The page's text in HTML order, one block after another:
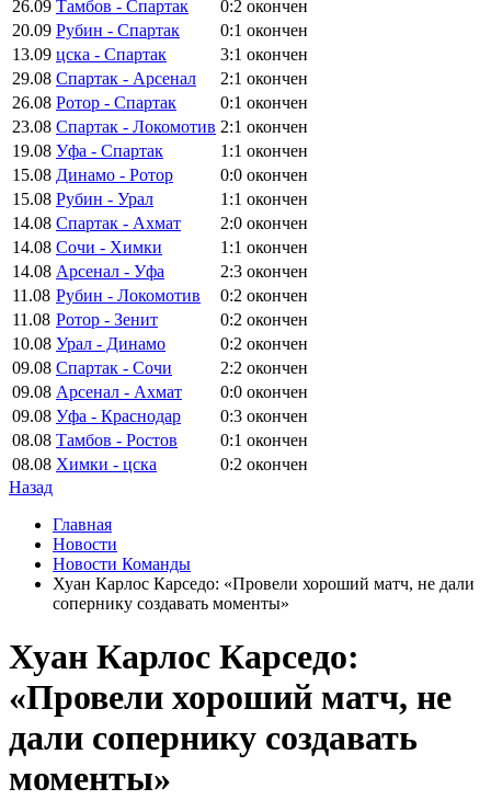
26.09 Тамбов - Спартак 0:2 окончен
20.09 Рубин - Спартак 0:1 окончен
13.09 цска - Спартак 3:1 окончен
29.08 Спартак - Арсенал 2:1 окончен
26.08 Ротор - Спартак 0:1 окончен
23.08 Спартак - Локомотив 2:1 окончен
19.08 Уфа - Спартак 1:1 окончен
15.08 Динамо - Ротор 0:0 окончен
15.08 Рубин - Урал 1:1 окончен
14.08 Спартак - Ахмат 2:0 окончен
14.08 Сочи - Химки 1:1 окончен
14.08 Арсенал - Уфа 2:3 окончен
11.08 Рубин - Локомотив 0:2 окончен
11.08 Ротор - Зенит 0:2 окончен
10.08 Урал - Динамо 0:2 окончен
09.08 Спартак - Сочи 2:2 окончен
09.08 Арсенал - Ахмат 0:0 окончен
09.08 Уфа - Краснодар 0:3 окончен
08.08 Тамбов - Ростов 0:1 окончен
08.08 Химки - цска 0:2 окончен
Назад
Главная
Новости
Новости Команды
Хуан Карлос Карседо: «Провели хороший матч, не дали
сопернику создавать моменты»
Хуан Карлос Карседо:
«Провели хороший матч, не
дали сопернику создавать
моменты»